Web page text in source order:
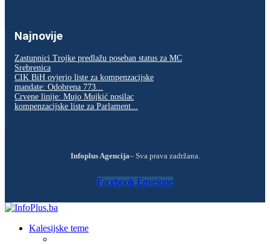
Najnovije
Zastupnici Trojke predlažu poseban status za MC
Srebrenica
CIK BiH ovjerio liste za kompenzacijske
mandate: Odobrena 773...
Crvene linije: Mujo Mujkić nosilac
kompenzacijske liste za Parlament...
Infoplus Agencija– Sva prava zadržana.
Facebook Envelope
Kalesijske teme